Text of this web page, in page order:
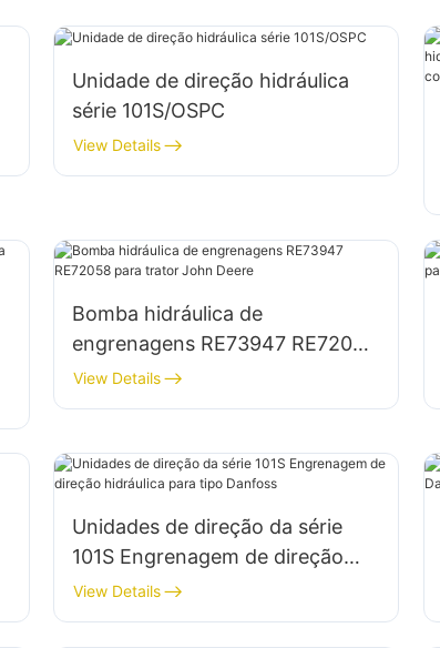
Unidade de direção hidráulica
série 101S/OSPC
View Details
Bomba hidráulica de
engrenagens RE73947 RE72058
para trator John Deere
View Details
Unidades de direção da série
101S Engrenagem de direção
hidráulica para tipo Danfoss
View Details